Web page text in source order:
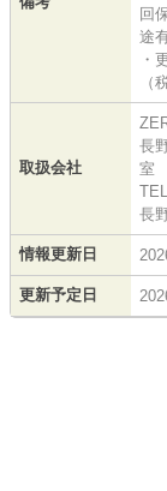
回
途
・
（
取扱会社
長
室
長
情報更新日
更新予定日